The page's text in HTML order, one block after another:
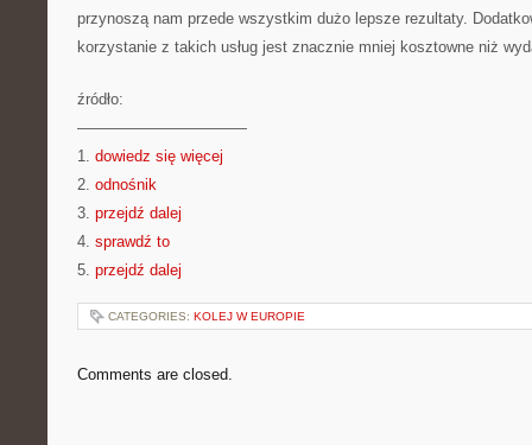
przynoszą nam przede wszystkim dużo lepsze rezultaty.
korzystanie z takich usług jest znacznie mniej kosztowne niż
źródło:
———————————
1. dowiedz się więcej
2. odnośnik
3. przejdź dalej
4. sprawdź to
5. przejdź dalej
CATEGORIES: KOLEJ W EUROPIE
Comments are closed.